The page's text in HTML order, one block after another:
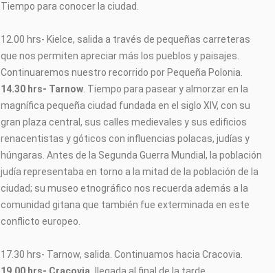
Tiempo para conocer la ciudad.
12.00 hrs- Kielce, salida a través de pequeñas carreteras
que nos permiten apreciar más los pueblos y paisajes.
Continuaremos nuestro recorrido por Pequeña Polonia.
14.30 hrs- Tarnow. Tiempo para pasear y almorzar en la
magnífica pequeña ciudad fundada en el siglo XIV, con su
gran plaza central, sus calles medievales y sus edificios
renacentistas y góticos con influencias polacas, judías y
húngaras. Antes de la Segunda Guerra Mundial, la población
judía representaba en torno a la mitad de la población de la
ciudad; su museo etnográfico nos recuerda además a la
comunidad gitana que también fue exterminada en este
conflicto europeo.
17.30 hrs- Tarnow, salida. Continuamos hacia Cracovia.